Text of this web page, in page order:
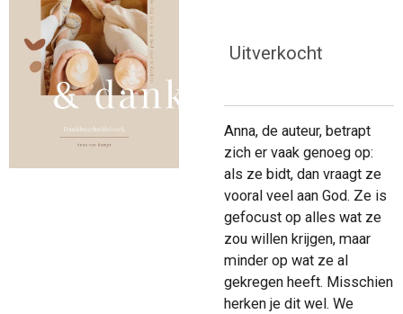
Uitverkocht
Anna, de auteur, betrapt
zich er vaak genoeg op:
als ze bidt, dan vraagt ze
vooral veel aan God. Ze is
gefocust op alles wat ze
zou willen krijgen, maar
minder op wat ze al
gekregen heeft. Misschien
herken je dit wel. We